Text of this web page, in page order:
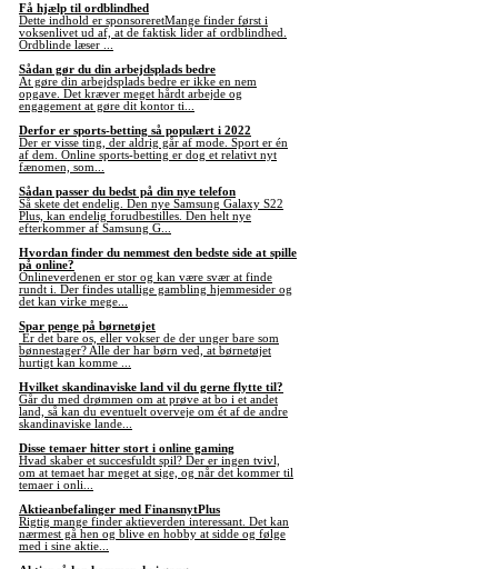
Få hjælp til ordblindhed
Dette indhold er sponsoreretMange finder først i
voksenlivet ud af, at de faktisk lider af ordblindhed.
Ordblinde læser ...
Sådan gør du din arbejdsplads bedre
At gøre din arbejdsplads bedre er ikke en nem
opgave. Det kræver meget hårdt arbejde og
engagement at gøre dit kontor ti...
Derfor er sports-betting så populært i 2022
Der er visse ting, der aldrig går af mode. Sport er én
af dem. Online sports-betting er dog et relativt nyt
fænomen, som...
Sådan passer du bedst på din nye telefon
Så skete det endelig. Den nye Samsung Galaxy S22
Plus, kan endelig forudbestilles. Den helt nye
efterkommer af Samsung G...
Hvordan finder du nemmest den bedste side at spille
på online?
Onlineverdenen er stor og kan være svær at finde
rundt i. Der findes utallige gambling hjemmesider og
det kan virke mege...
Spar penge på børnetøjet
Er det bare os, eller vokser de der unger bare som
bønnestager? Alle der har børn ved, at børnetøjet
hurtigt kan komme ...
Hvilket skandinaviske land vil du gerne flytte til?
Går du med drømmen om at prøve at bo i et andet
land, så kan du eventuelt overveje om ét af de andre
skandinaviske lande...
Disse temaer hitter stort i online gaming
Hvad skaber et succesfuldt spil? Der er ingen tvivl,
om at temaet har meget at sige, og når det kommer til
temaer i onli...
Aktieanbefalinger med FinansnytPlus
Rigtig mange finder aktieverden interessant. Det kan
nærmest gå hen og blive en hobby at sidde og følge
med i sine aktie...